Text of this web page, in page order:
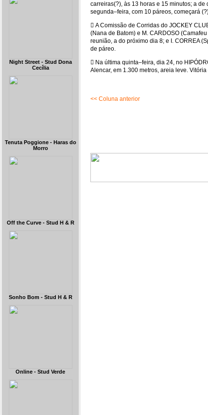
Night Street - Stud Dona
Cecília
Tenuta Poggione - Haras do
Morro
Off the Curve - Stud H & R
Sonho Bom - Stud H & R
Online - Stud Verde
carreiras(?), às 13 horas e 15 minutos; a
segunda–feira, com 10 páreos, começará
 A Comissão de Corridas do JOCKEY
(Nana de Batom) e M. CARDOSO
reunião, a do próximo dia 8; e I. CORREA
de páreo.
 Na última quinta–feira, dia 24, no
Alencar, em 1.300 metros, areia leve.
<< Coluna anterior